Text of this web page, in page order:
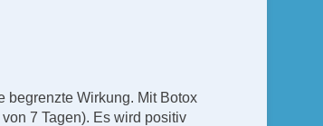
begrenzte Wirkung. Mit Botox
7 Tagen). Es wird positiv